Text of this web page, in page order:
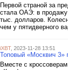
Первой страной за
стала ОАЭ: в продажу
тыс. долларов.
чем у пятидверного
iXBT, 2023-11-28 13:51
Топовый «Москвич 3»
Вместе с